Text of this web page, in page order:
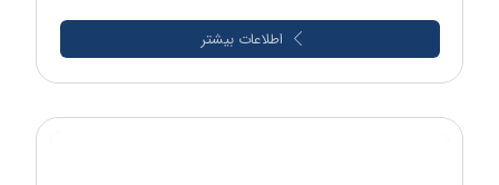
اطلاعات بیشتر